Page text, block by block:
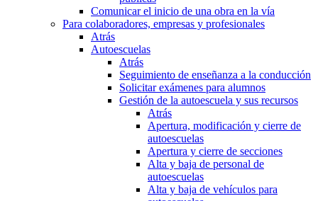
Comunicar el inicio de una obra en la vía
Para colaboradores, empresas y profesionales
Atrás
Autoescuelas
Atrás
Seguimiento de enseñanza a la conducción
Solicitar exámenes para alumnos
Gestión de la autoescuela y sus recursos
Atrás
Apertura, modificación y cierre de
autoescuelas
Apertura y cierre de secciones
Alta y baja de personal de
autoescuelas
Alta y baja de vehículos para